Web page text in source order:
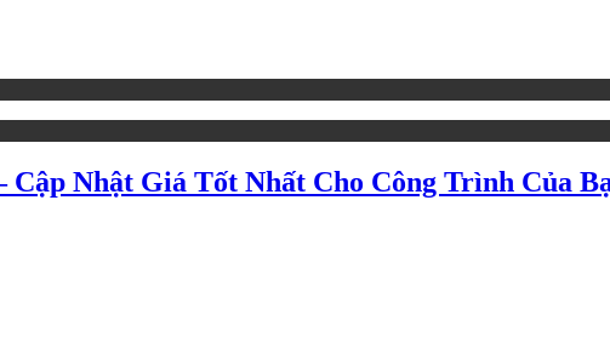
Nhật Giá Tốt Nhất Cho Công Trình Của